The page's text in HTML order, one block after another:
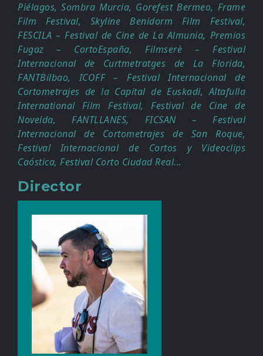
Piélagos, Sombra Murcia, Gorefest Bermeo, Frame
Film Festival, Skyline Benidorm Film Festival,
FESCILA – Festival de Cine de La Almunia, Premios
Fugaz – CortoEspaña, Filmserè – Festival
Internacional de Curtmetratges de La Florida,
FANTBilbao, ICOFF – Festival Internacional de
Cortometrajes de la Capital de Euskadi, Altafulla
International Film Festival, Festival de Cine de
Novelda, FANTLLANES, FICSAN – Festival
Internacional de Cortometrajes de San Roque,
Festival Internacional de Cortos y Videoclips
Caóstica, Festival Corto Ciudad Real...
Director